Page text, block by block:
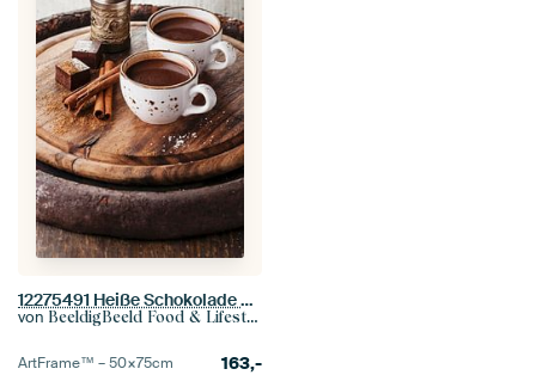
12275491 Heiße Schokolade bestreut mit weißer Schokolade und Gewürzen auf einem dunklen hölzernen Hi
von BeeldigBeeld Food & Lifestyle
ArtFrame™ –50×75cm 163,-